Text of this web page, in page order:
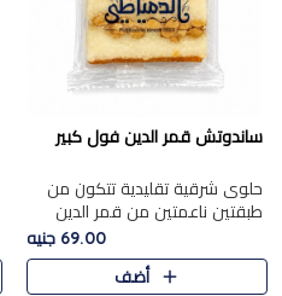
ساندوتش قمر الدين فول كبير
حلوى شرقية تقليدية تتكون من
طبقتين ناعمتين من قمر الدين
الفاخر، تتوسطهما حشوة غنية من
الفول السوداني المحمص، لتجمع
بين حلاوة المشمش الطبيعية..
69.00 جنيه
أضف